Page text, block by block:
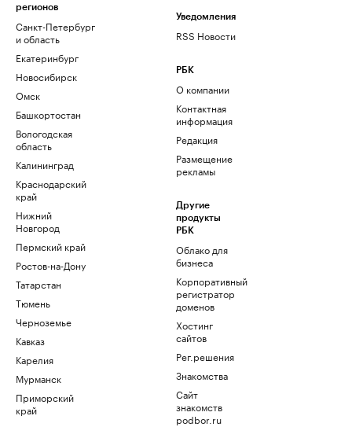
регионов
Санкт-Петербург
и область
Екатеринбург
Новосибирск
Омск
Башкортостан
Вологодская
область
Калининград
Краснодарский
край
Нижний
Новгород
Пермский край
Ростов-на-Дону
Татарстан
Тюмень
Черноземье
Кавказ
Карелия
Мурманск
Приморский
край
Уведомления
RSS Новости
РБК
О компании
Контактная
информация
Редакция
Размещение
рекламы
Другие
продукты
РБК
Облако для
бизнеса
Корпоративный
регистратор
доменов
Хостинг
сайтов
Рег.решения
Знакомства
Сайт
знакомств
podbor.ru